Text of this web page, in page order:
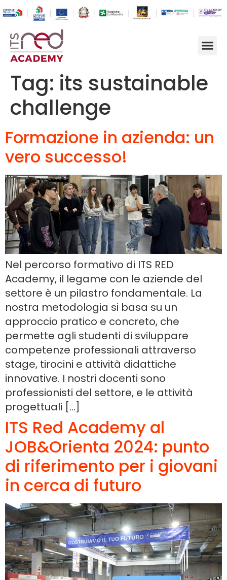
Tag: its sustainable
challenge
Formazione in azienda: un
vero successo!
Nel percorso formativo di ITS RED
Academy, il legame con le aziende del
settore è un pilastro fondamentale. La
nostra metodologia si basa su un
approccio pratico e concreto, che
permette agli studenti di sviluppare
competenze professionali attraverso
stage, tirocini e attività didattiche
innovative. I nostri docenti sono
professionisti del settore, e le attività
progettuali […]
ITS Red Academy al
JOB&Orienta 2024: punto
di riferimento per i giovani
in cerca di futuro